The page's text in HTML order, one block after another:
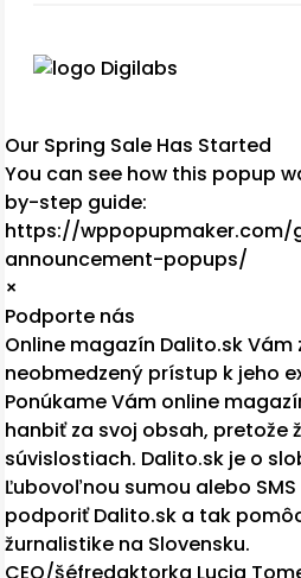
Our Spring Sale Has Started
You can see how this popup
by-step guide:
https://
announcement-popups/
×
Podporte nás
Online magazín Dalito.sk
neobmedzený prístup k jeho
Ponúkame Vám online
hanbiť za svoj obsah, pretože
súvislostiach. Dalito.sk je o
Ľubovoľnou sumou alebo
podporiť Dalito.sk a tak
žurnalistike na Slovensku.
CEO/šéfredaktorka Lucia